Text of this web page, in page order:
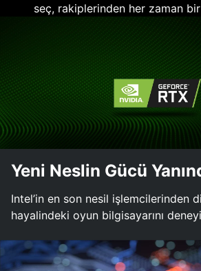
seç, rakiplerinden her zaman
Yeni Neslin Gücü
Intel’in en son nesil işlemcilerinden
hayalindeki oyun bilgisayarını